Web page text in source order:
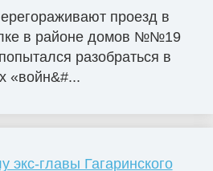
проезд в
в районе домов №№19
разобраться в
«войн&#...
экс-главы Гагаринского